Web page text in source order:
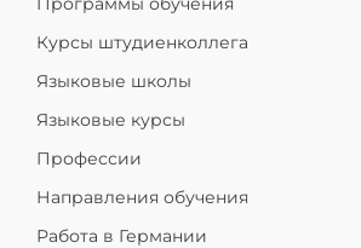
Курсы штудиенколлега
Языковые школы
Языковые курсы
Профессии
Направления обучения
Работа в Германии